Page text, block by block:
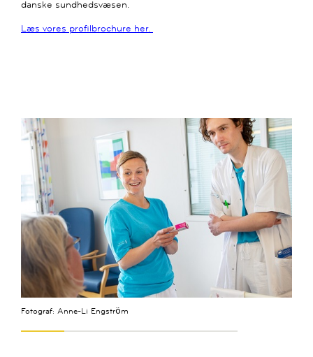
danske sundhedsvæsen.
Læs vores profilbrochure her.
Fotograf: Anne-Li Engström